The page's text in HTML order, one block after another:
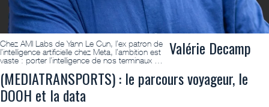
Chez AMI Labs de Yann Le Cun, l’ex patron de
l’intelligence artificielle chez Meta, l’ambition est
vaste : porter l’intelligence de nos terminaux …
Valérie Decamp
(MEDIATRANSPORTS) : le parcours voyageur, le
DOOH et la data